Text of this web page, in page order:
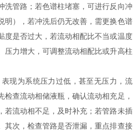
洗管路；若色谱柱堵塞，可进行反向冲
明），若冲洗后仍无改善，需更换色谱
度是否过大，若流动相配比不当或温度
压力增大，可调整流动相配比或升高柱
现为系统压力过低，甚至无压力，流
检查流动相储液瓶，确认流动相充足，
若流动相不足，及时补充；若管路未插
其次，检查管路是否泄漏，重点排查接